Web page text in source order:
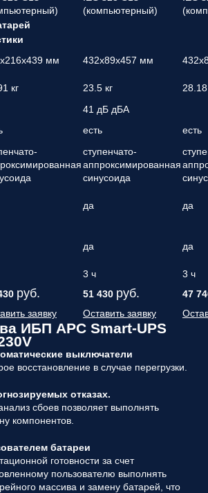
(компьютерный)
мм 432x89x457 мм
кг 23.5 кг
28.18
41 дБ дБА
есть
есть
ступенчато-
аппроксимированная
синусоида
да да
да да
3 ч 3 ч
руб. 51 430 руб.
47
заявку
Оставить заявку
ИБП APC Smart-UPS
выключатели
восстановление в случае перегрузки.
отказах.
сбоев позволяет выполнять
компонентов.
батареи
готовности за счет
пользователю выполнять
массива и замену батарей, что